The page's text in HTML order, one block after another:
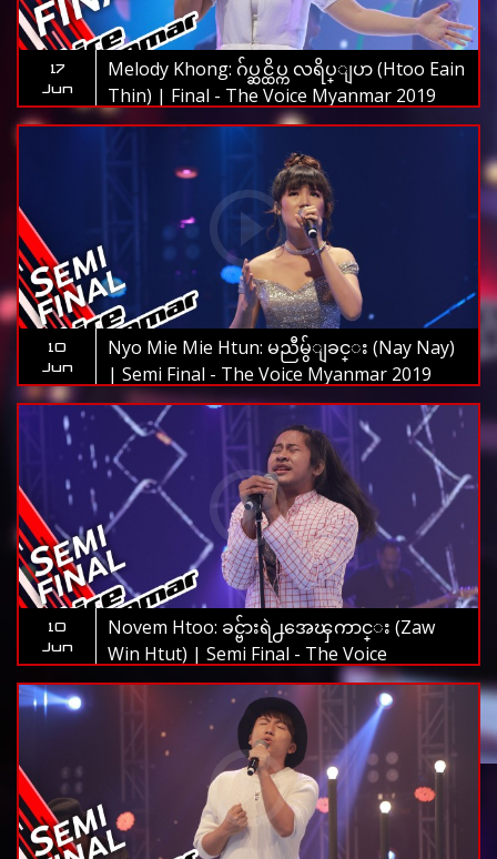
17
Jun
Melody Khong: ဂ်ပ္ဆင္ထိပ္က လရိပ္ျပာ (Htoo Eain
Thin) | Final - The Voice Myanmar 2019
10
Jun
Nyo Mie Mie Htun: မညီမွ်ျခင္း (Nay Nay)
| Semi Final - The Voice Myanmar 2019
10
Jun
Novem Htoo: ခင္ဗ်ားရဲ႕အေၾကာင္း (Zaw
Win Htut) | Semi Final - The Voice
Myanmar 2019